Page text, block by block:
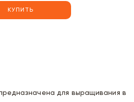
КУПИТЬ
для выращивания в